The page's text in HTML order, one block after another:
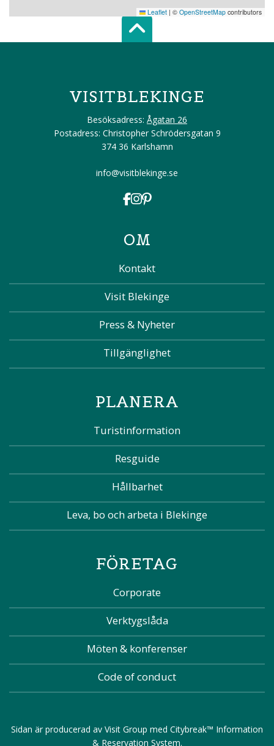
Leaflet | © OpenStreetMap contributors
Scroll top of
VISITBLEKINGE
Besöksadress: Ågatan 26
Postadress: Christopher Schrödersgatan 9
374 36 Karlshamn
info@visitblekinge.se
OM
Kontakt
Visit Blekinge
Press & Nyheter
Tillgänglighet
PLANERA
Turistinformation
Resguide
Hållbarhet
Leva, bo och arbeta i Blekinge
FÖRETAG
Corporate
Verktygslåda
Möten & konferenser
Code of conduct
Sidan är producerad av Visit Group med Citybreak™ Information
& Reservation System.